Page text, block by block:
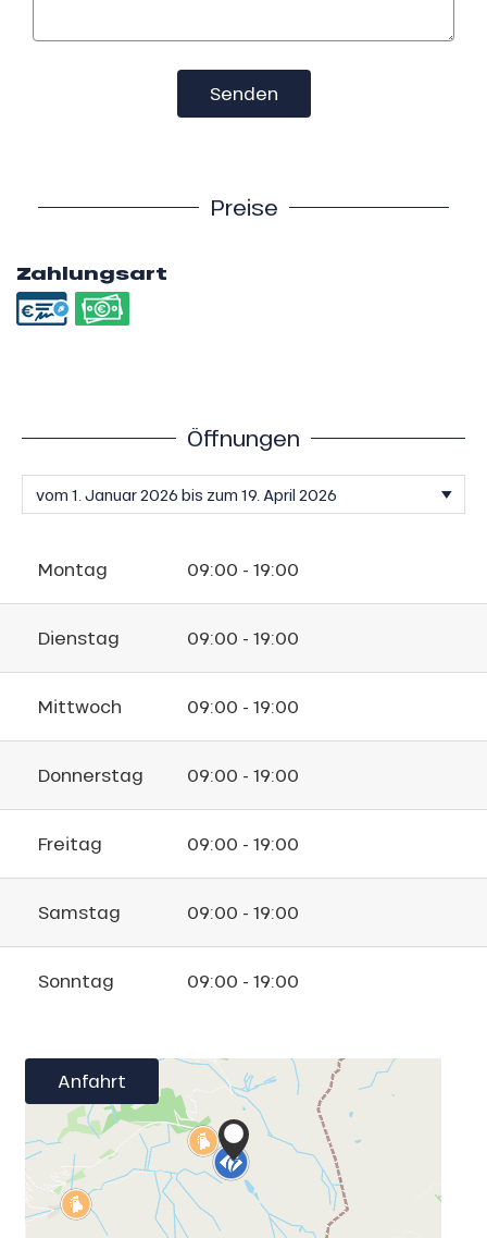
Senden
Preise
Zahlungsart
Öffnungen
Montag 09:00 - 19:00
Dienstag 09:00 - 19:00
Mittwoch 09:00 - 19:00
Donnerstag 09:00 - 19:00
Freitag 09:00 - 19:00
Samstag 09:00 - 19:00
Sonntag 09:00 - 19:00
Anfahrt